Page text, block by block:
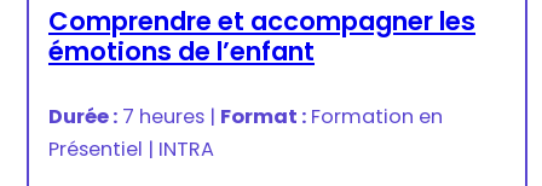
Comprendre et accompagner les
émotions de l’enfant
Durée : 7 heures | Format : Formation en
Présentiel | INTRA